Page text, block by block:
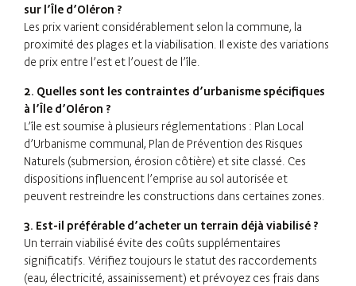
sur l’Île d’Oléron ?
Les prix varient considérablement selon la commune, la
proximité des plages et la viabilisation. Il existe des variations
de prix entre l’est et l’ouest de l’île.
2. Quelles sont les contraintes d’urbanisme spécifiques
à l’Île d’Oléron ?
L’île est soumise à plusieurs réglementations : Plan Local
d’Urbanisme communal, Plan de Prévention des Risques
Naturels (submersion, érosion côtière) et site classé. Ces
dispositions influencent l’emprise au sol autorisée et
peuvent restreindre les constructions dans certaines zones.
3. Est-il préférable d’acheter un terrain déjà viabilisé ?
Un terrain viabilisé évite des coûts supplémentaires
significatifs. Vérifiez toujours le statut des raccordements
(eau, électricité, assainissement) et prévoyez ces frais dans